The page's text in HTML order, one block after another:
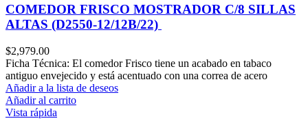
COMEDOR FRISCO MOSTRADOR C/8 SILLAS
ALTAS (D2550-12/12B/22)
$2,979.00
Ficha Técnica: El comedor Frisco tiene un acabado en tabaco
antiguo envejecido y está acentuado con una correa de acero
Añadir a la lista de deseos
Añadir al carrito
Vista rápida